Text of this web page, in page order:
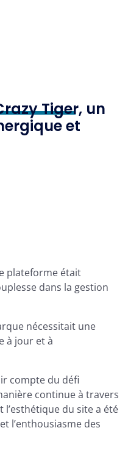
Tiger, un
et
plateforme était
dans la gestion
nécessitait une
à jour et à
compte du défi
continue à travers
du site a été
l’enthousiasme des